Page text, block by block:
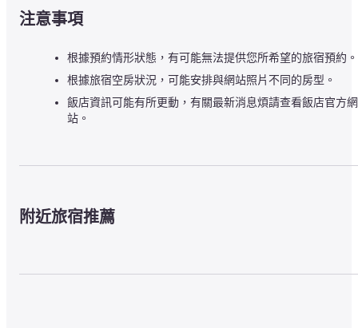
注意事項
根據預約情形狀態，有可能無法提供您所希望的旅宿預約。
根據旅宿空房狀況，可能安排與網站照片不同的房型。
飯店資訊可能有所更動，有關最新消息煩請查看飯店官方網
站。
附近旅宿推薦